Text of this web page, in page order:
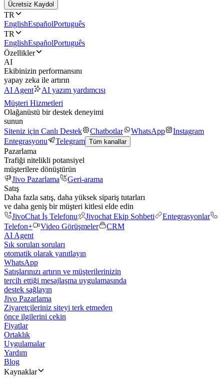
Ücretsiz Kaydol
TR
EnglishEspañolPortuguês
TR
EnglishEspañolPortuguês
Özellikler
AI
Ekibinizin performansını
yapay zeka ile artırın
AI Agent
AI yazım yardımcısı
Müşteri Hizmetleri
Olağanüstü bir destek deneyimi
sunun
Siteniz için Canlı Destek
Chatbotlar WhatsApp
Instagram
Entegrasyonu
Telegram Tüm kanallar
Pazarlama
Trafiği nitelikli potansiyel
müşterilere dönüştürün
Jivo Pazarlama
Geri-arama
Satış
Daha fazla satış, daha yüksek sipariş tutarları
ve daha geniş bir müşteri kitlesi elde edin
JivoChat İş Telefonu
Jivochat Ekip Sohbeti
Entegrasyonlar
Telefon+
Video Görüşmeler
CRM
AI Agent
Sık sorulan soruları
otomatik olarak yanıtlayın
WhatsApp
Satışlarınızı artırın ve müşterilerinizin
tercih ettiği mesajlaşma uygulamasında
destek sağlayın
Jivo Pazarlama
Ziyaretçileriniz siteyi terk etmeden
önce ilgilerini çekin
Fiyatlar
Ortaklık
Uygulamalar
Yardım
Blog
Kaynaklar